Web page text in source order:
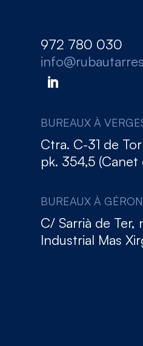
972 780 030
BUREAUX À
Ctra. C-31 de
pk. 354,5 (Canet
BUREAUX À
C/ Sarrià de
Industrial Mas